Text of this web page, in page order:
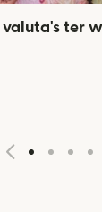
valuta's ter
geopend